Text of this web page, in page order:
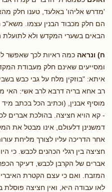
'מדרש אליהו' באלעד, טענו חלק
הם חלק מכבוד הבנין עצמו. משא"כ
הבאים בשערי המקדש ולא לתועלת
ח) ונראה כמה ראיות לכך שאפשר
ומסייעים שאינם חלק מעבודת
איתא: "בוזקין מלח על גבי כבש
רב אחא בריה דרבא לרב אשי: האי
מוסיף אבנין, (וכתיב הכל בכתב
- קא הויא חציצה. בהולכת אברים
דמשנינן דלעולם, אינו מבטל את
אחר הדריכה עליו לצורך מליחת
חציצה בין רגלי הכהנים לכבש. כי
אברים של הקרבן לכבש, דעיקר
המזבח. ואם כי עצם הקטרת
לאו עבודה היא, ואין חציצה פוסלת